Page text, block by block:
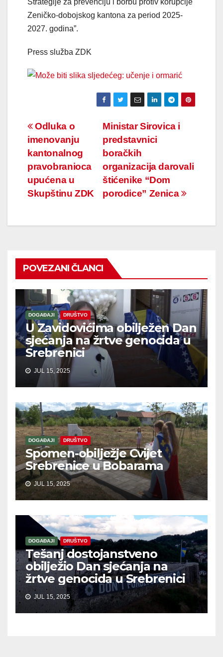
Strategije za prevenciju i borbu protiv korupcije
Zeničko-dobojskog kantona za period 2025-
2027. godina”.
Press služba ZDK
Navigacija
članaka
Ministar Sirovica i
predstavnici
boračkih
organizacija darovali
štićenike “Dom
porodice” Zenica
Odluka o
imenovanju
kantonalnog
pravobranioca
upućena u
Skupštinu ZDK
POVEZANI ČLANCI
DOGAĐAJI DRUŠTVO
U Zavidovićima obilježen Dan
sjećanja na žrtve genocida u
Srebrenici
JUL 15, 2025
DOGAĐAJI DRUŠTVO
Spomen-obilježje Cvijet
Srebrenice u Bobarama
JUL 15, 2025
DOGAĐAJI DRUŠTVO
Tešanj dostojanstveno
obilježio Dan sjećanja na
žrtve genocida u Srebrenici
JUL 15, 2025